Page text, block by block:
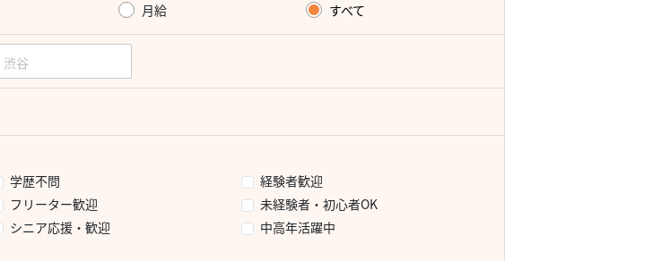
月給 すべて
学歴不問
経験者歓迎
フリーター歓迎
未経験者・初心者OK
シニア応援・歓迎
中高年活躍中